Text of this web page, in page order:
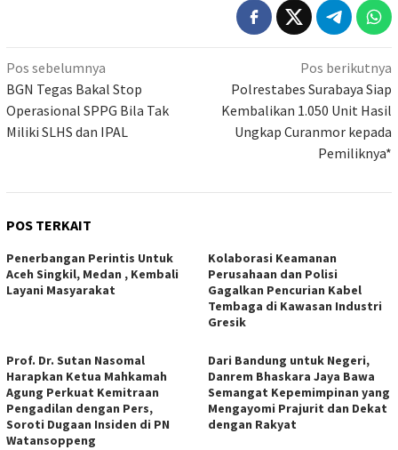
Navigasi
pos
Pos sebelumnya
BGN Tegas Bakal Stop
Operasional SPPG Bila Tak
Miliki SLHS dan IPAL
Pos berikutnya
Polrestabes Surabaya Siap
Kembalikan 1.050 Unit Hasil
Ungkap Curanmor kepada
Pemiliknya*
POS TERKAIT
Penerbangan Perintis Untuk
Aceh Singkil, Medan , Kembali
Layani Masyarakat
Kolaborasi Keamanan
Perusahaan dan Polisi
Gagalkan Pencurian Kabel
Tembaga di Kawasan Industri
Gresik
Prof. Dr. Sutan Nasomal
Harapkan Ketua Mahkamah
Agung Perkuat Kemitraan
Pengadilan dengan Pers,
Soroti Dugaan Insiden di PN
Watansoppeng
Dari Bandung untuk Negeri,
Danrem Bhaskara Jaya Bawa
Semangat Kepemimpinan yang
Mengayomi Prajurit dan Dekat
dengan Rakyat